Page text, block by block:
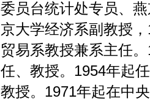
委员台统计处专员、
京大学经济系副教授
贸易系教授兼系主任
任、教授。1954年起
教授。1971年起在中